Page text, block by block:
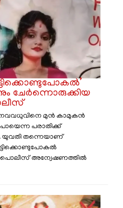
ചേർന്നൊരുക്കിയ
നവവധുവിനെ മുൻ കാമുകൻ
പരാതിക്ക്
യുവതി തന്നെയാണ്
പൊലീസ് അന്വേഷണത്തിൽ